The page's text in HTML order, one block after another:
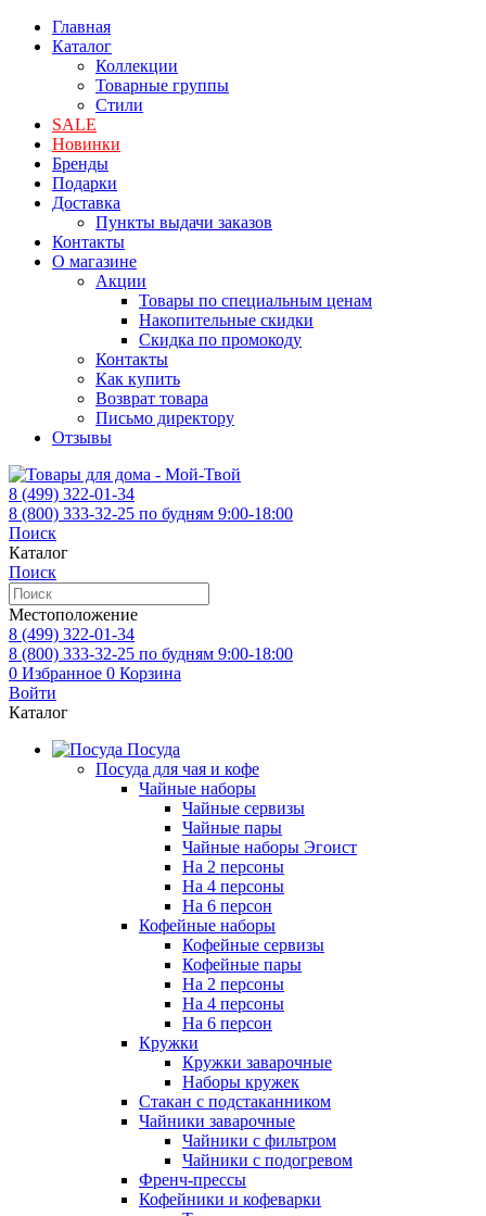
Главная
Каталог
Коллекции
Товарные группы
Стили
SALE
Новинки
Бренды
Подарки
Доставка
Пункты выдачи заказов
Контакты
О магазине
Акции
Товары по специальным ценам
Накопительные скидки
Скидка по промокоду
Контакты
Как купить
Возврат товара
Письмо директору
Отзывы
8 (499) 322-01-34
8 (800) 333-32-25 по будням 9:00-18:00
Поиск
Каталог
Поиск
Местоположение
8 (499) 322-01-34
8 (800) 333-32-25 по будням 9:00-18:00
0 Избранное 0 Корзина
Войти
Каталог
Посуда
Посуда для чая и кофе
Чайные наборы
Чайные сервизы
Чайные пары
Чайные наборы Эгоист
На 2 персоны
На 4 персоны
На 6 персон
Кофейные наборы
Кофейные сервизы
Кофейные пары
На 2 персоны
На 4 персоны
На 6 персон
Кружки
Кружки заварочные
Наборы кружек
Стакан с подстаканником
Чайники заварочные
Чайники с фильтром
Чайники с подогревом
Френч-прессы
Кофейники и кофеварки